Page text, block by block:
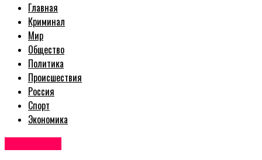
Главная
Криминал
Мир
Общество
Политика
Происшествия
Россия
Спорт
Экономика